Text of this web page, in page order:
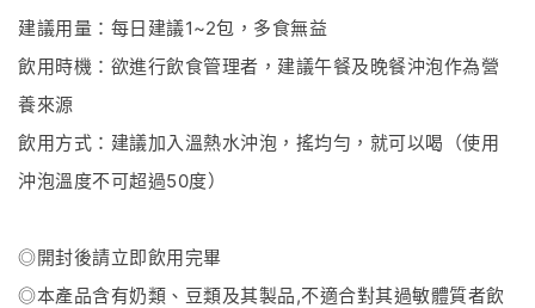
建議用量：每日建議1~2包，多食無益
飲用時機：欲進行飲食管理者，建議午餐及晚餐沖泡作為營
養來源
飲用方式：建議加入溫熱水沖泡，搖均勻，就可以喝（使用
沖泡溫度不可超過50度）
◎開封後請立即飲用完畢
◎本產品含有奶類、豆類及其製品,不適合對其過敏體質者飲